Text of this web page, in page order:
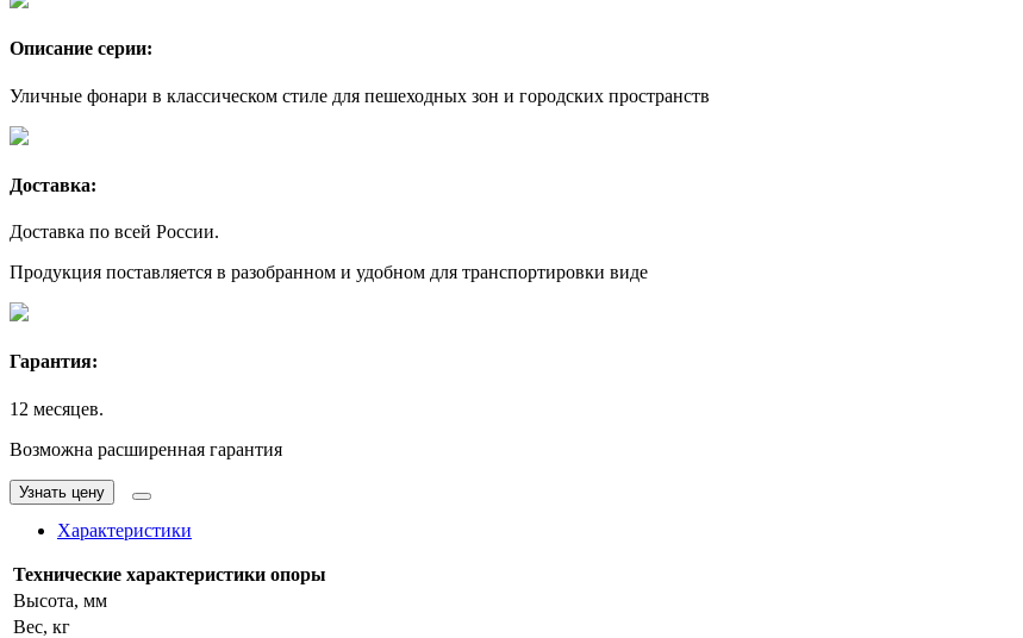
Описание серии:
Уличные фонари в классическом стиле для пешеходных зон и городских пространств
Доставка:
Доставка по всей России.
Продукция поставляется в разобранном и удобном для транспортировки виде
Гарантия:
12 месяцев.
Возможна расширенная гарантия
Узнать цену
Характеристики
Технические характеристики опоры
Высота, мм
Вес, кг